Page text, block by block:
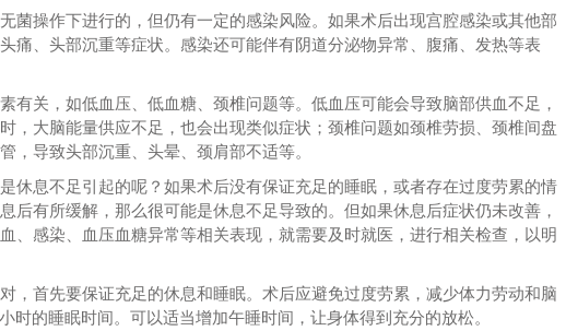
菌操作下进行的，但仍有一定的感染风险。如果术后出现宫腔感染或其他部
痛、头部沉重等症状。感染还可能伴有阴道分泌物异常、腹痛、发热等表
有关，如低血压、低血糖、颈椎问题等。低血压可能会导致脑部供血不足，
，大脑能量供应不足，也会出现类似症状；颈椎问题如颈椎劳损、颈椎间盘
，导致头部沉重、头晕、颈肩部不适等。
休息不足引起的呢？如果术后没有保证充足的睡眠，或者存在过度劳累的情
后有所缓解，那么很可能是休息不足导致的。但如果休息后症状仍未改善，
、感染、血压血糖异常等相关表现，就需要及时就医，进行相关检查，以明
，首先要保证充足的休息和睡眠。术后应避免过度劳累，减少体力劳动和脑
时的睡眠时间。可以适当增加午睡时间，让身体得到充分的放松。